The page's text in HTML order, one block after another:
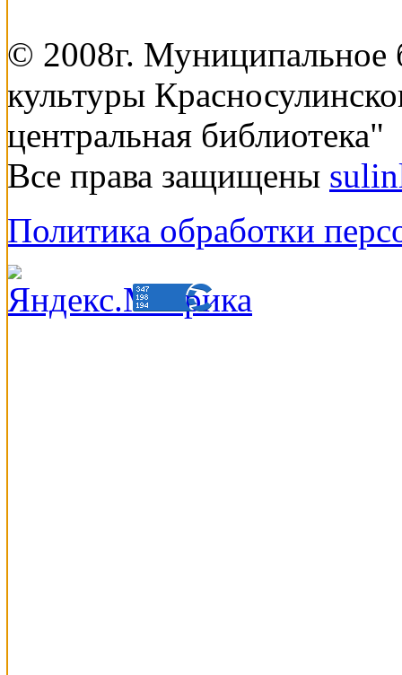
© 2008г. Муниципальное
культуры
центральная библиотека"
Все права защищены
Политика обработки